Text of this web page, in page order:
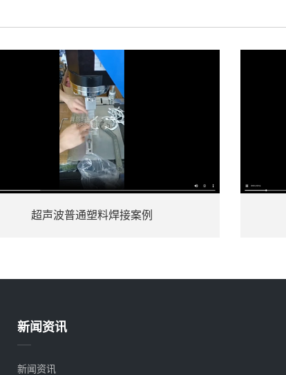
热压机塑胶柱熔接成型
新闻资讯
新闻资讯